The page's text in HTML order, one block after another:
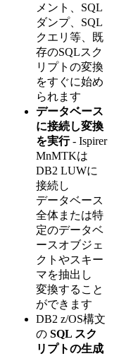
メント、SQL
ダンプ、SQL
クエリ等、既
存のSQLスク
リプトの変換
をすぐに始め
られます
データベース
に接続し変換
を実行- Ispirer
MnMTKは
DB2 LUWに
接続し
データベース
全体または特
定のデータベ
ースオブジェ
クトやスキー
マを抽出し
変換すること
ができます
DB2 z/OS構文
の SQL スク
リプトの生成